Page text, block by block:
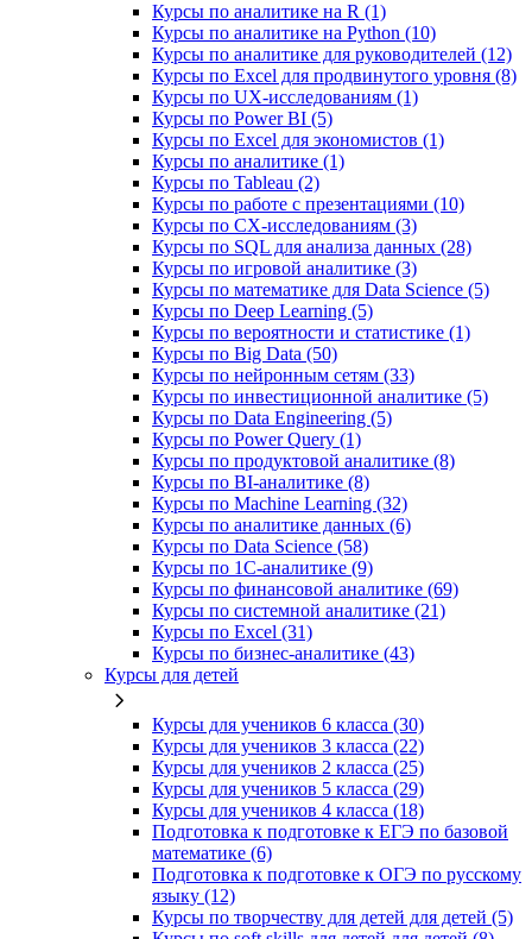
Курсы по аналитике на R (1)
Курсы по аналитике на Python (10)
Курсы по аналитике для руководителей (12)
Курсы по Excel для продвинутого уровня (8)
Курсы по UX‑исследованиям (1)
Курсы по Power BI (5)
Курсы по Excel для экономистов (1)
Курсы по аналитике (1)
Курсы по Tableau (2)
Курсы по работе с презентациями (10)
Курсы по CX-исследованиям (3)
Курсы по SQL для анализа данных (28)
Курсы по игровой аналитике (3)
Курсы по математике для Data Science (5)
Курсы по Deep Learning (5)
Курсы по вероятности и статистике (1)
Курсы по Big Data (50)
Курсы по нейронным сетям (33)
Курсы по инвестиционной аналитике (5)
Курсы по Data Engineering (5)
Курсы по Power Query (1)
Курсы по продуктовой аналитике (8)
Курсы по BI‑аналитике (8)
Курсы по Machine Learning (32)
Курсы по аналитике данных (6)
Курсы по Data Science (58)
Курсы по 1С‑аналитике (9)
Курсы по финансовой аналитике (69)
Курсы по системной аналитике (21)
Курсы по Excel (31)
Курсы по бизнес‑аналитике (43)
Курсы для детей
Курсы для учеников 6 класса (30)
Курсы для учеников 3 класса (22)
Курсы для учеников 2 класса (25)
Курсы для учеников 5 класса (29)
Курсы для учеников 4 класса (18)
Подготовка к подготовке к ЕГЭ по базовой
математике (6)
Подготовка к подготовке к ОГЭ по русскому
языку (12)
Курсы по творчеству для детей для детей (5)